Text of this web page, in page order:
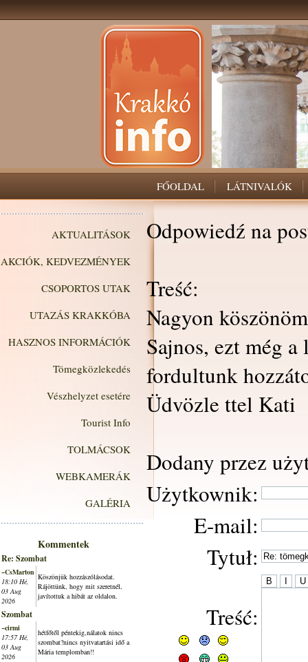
FŐOLDAL LÁTNIVALÓK
AKTUALITÁSOK
AKCIÓK, KEDVEZMÉNYEK
CSOPORTOS UTAK
UTAZÁS KRAKKÓBA
HASZNOS INFORMÁCIÓK
Tömegközlekedés
Vészhelyzet esetére
Tourist Info
TOLMÁCSOK
WEBKAMERÁK
GALÉRIA
Kommentek
Re: Szombat
~CsMarton
18:10 Hé,
03 Aug
2026
Köszönjük hozzászólásodat.
Rájöttünk, hogy mit szeretnél,
javítottuk a hibát az oldalon.
Szombat
~cirmi
17:57 Hé,
03 Aug
2026
hétfőtől péntekig,nálatok nincs
szombat?nincs nyitvatartási idő a
Mária templomban!!
Odpowiedź na
Treść:
Nagyon
Sajnos, ezt még
fordultunk
Üdvözle ttel Kati
Dodany przez
Użytkownik:
E-mail:
Tytuł:
Treść: